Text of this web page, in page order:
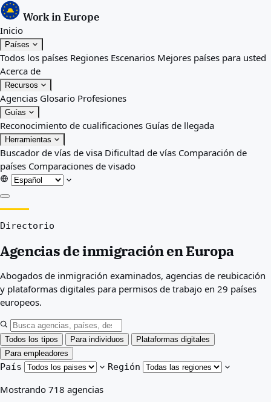
Work in Europe
Inicio
Países
Todos los países Regiones Escenarios Mejores países para usted
Acerca de
Recursos
Agencias Glosario Profesiones
Guías
Reconocimiento de cualificaciones Guías de llegada
Herramientas
Buscador de vías de visa Dificultad de vías Comparación de
países Comparaciones de visado
Países
Regiones
Mejores países para usted
Acerca de
Recursos
Agencias
Glosario
Profesiones
Guías
Reconocimiento de cualificaciones
Guías de llegada
Directorio
Agencias de inmigración en Europa
Abogados de inmigración examinados, agencias de reubicación
y plataformas digitales para permisos de trabajo en 29 países
europeos.
Todos los tipos Para individuos
Plataformas digitales
Para empleadores
País Región
Mostrando 718 agencias